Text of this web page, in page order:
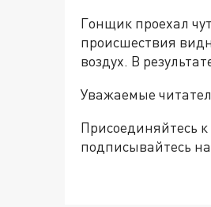
Гонщик проехал
происшествия
воздух. В
Уважаемые
Присоединяйтесь
подписывайтесь